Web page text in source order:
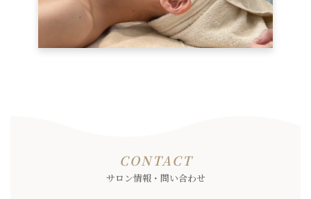
CONTACT
サロン情報・問い合わせ